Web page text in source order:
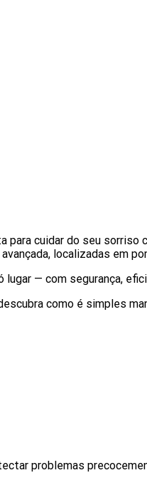
cuidar do seu sorriso
localizadas em
— com segurança,
como é simples
problemas